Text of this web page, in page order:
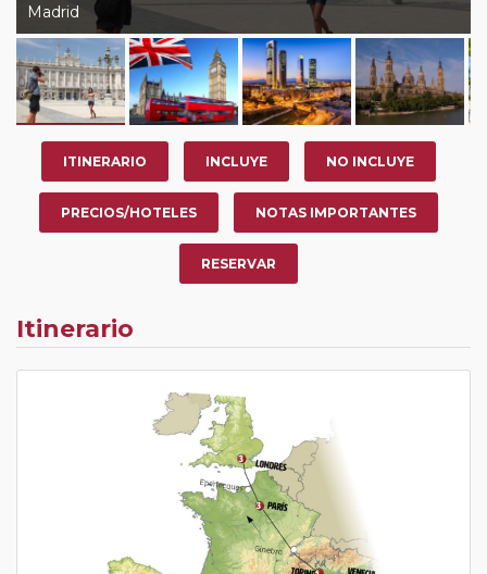
Madrid
ITINERARIO INCLUYE NO INCLUYE
PRECIOS/HOTELES NOTAS IMPORTANTES
RESERVAR
Itinerario